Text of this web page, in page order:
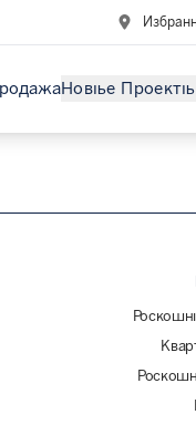
Новые Проекты